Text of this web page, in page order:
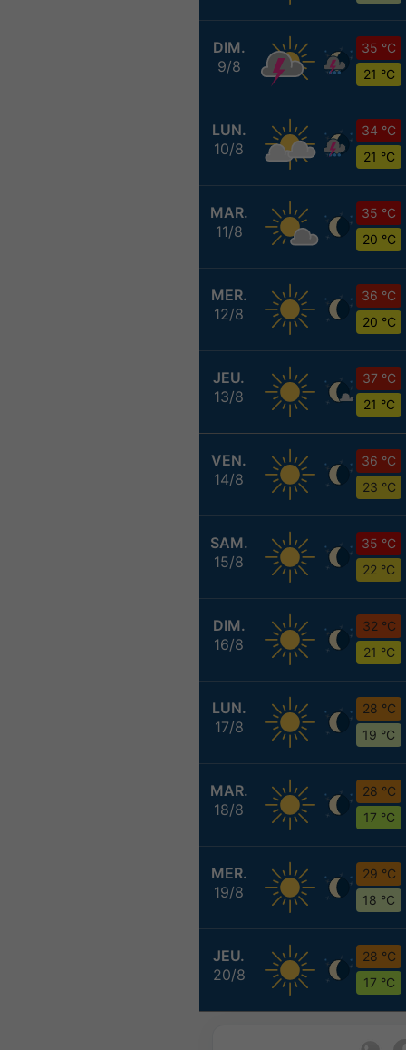
DIM.
9/8
35 °C
21 °C
LUN.
10/8
34 °C
21 °C
MAR.
11/8
35 °C
20 °C
MER.
12/8
36 °C
20 °C
JEU.
13/8
37 °C
21 °C
VEN.
14/8
36 °C
23 °C
SAM.
15/8
35 °C
22 °C
DIM.
16/8
32 °C
21 °C
LUN.
17/8
28 °C
19 °C
MAR.
18/8
28 °C
17 °C
MER.
19/8
29 °C
18 °C
JEU.
20/8
28 °C
17 °C